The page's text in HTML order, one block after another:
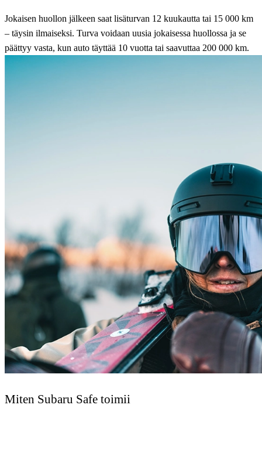
Jokaisen huollon jälkeen saat lisäturvan 12 kuukautta tai 15 000 km
– täysin ilmaiseksi. Turva voidaan uusia jokaisessa huollossa ja se
päättyy vasta, kun auto täyttää 10 vuotta tai saavuttaa 200 000 km.
Miten Subaru Safe toimii